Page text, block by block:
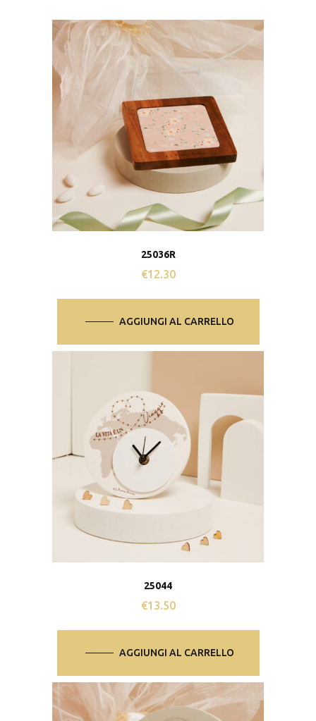
25036R
€12.30
AGGIUNGI AL CARRELLO
25044
€13.50
AGGIUNGI AL CARRELLO